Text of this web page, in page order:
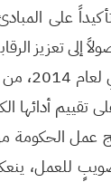
على
إلى تعزيز
ما
تقييم أدائها
الحكومة
للعمل،